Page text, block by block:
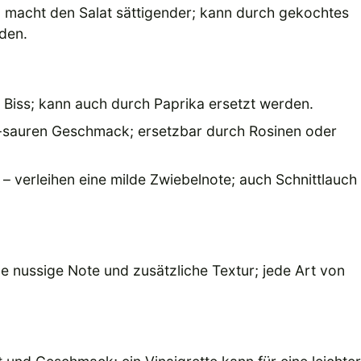
den Salat sättigender; kann durch gekochtes
kann auch durch Paprika ersetzt werden.
Geschmack; ersetzbar durch Rosinen oder
– verleihen eine milde Zwiebelnote; auch Schnittlauch
nussige Note und zusätzliche Textur; jede Art von